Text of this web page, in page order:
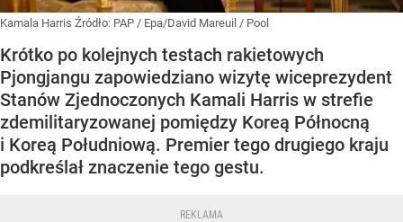
Kamala Harris Źródło: PAP / Epa/David Mareuil / Pool
Krótko po kolejnych testach rakietowych
Pjongjangu zapowiedziano wizytę wiceprezydent
Stanów Zjednoczonych Kamali Harris w strefie
zdemilitaryzowanej pomiędzy Koreą Północną
i Koreą Południową. Premier tego drugiego kraju
podkreślał znaczenie tego gestu.